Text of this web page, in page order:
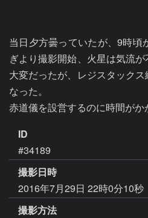
当日夕方曇っていたが、9時頃
ぎより撮影開始、火星は気流
大変だったが、レジスタック
なった。
赤道儀を設営するのに時間がか
ID
#34189
撮影日時
2016年7月29日 22時0分10秒
撮影方法